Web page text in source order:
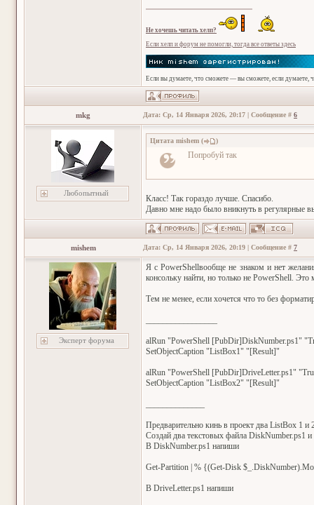
Не хочешь читать хелп?
Если хелп и форум не помогли, тогда все ответы здесь
Если вы думаете, что сможете — вы сможете, если думаете,
mkg Дата: Ср, 14 Января 2026, 20:17 | Сообщение # 6
Любопытный
Цитата mishem ( )
Попробуй так
Класс! Так гораздо лучше. Спасибо.
Давно мне надо было вникнуть в регулярные
mishem Дата: Ср, 14 Января 2026, 20:19 | Сообщение # 7
Эксперт форума
Я с PowerShellвообще не знаком и нет
консольку найти, но только не PowerShell.
Тем не менее, если хочется что то без
alRun "PowerShell [PubDir]DiskNumber.ps1"
SetObjectCaption "ListBox1" "[Result]"
alRun "PowerShell [PubDir]DriveLetter.ps1"
SetObjectCaption "ListBox2" "[Result]"
Предварительно кинь в проект два ListBox 1 и
Создай два текстовых файла DiskNumber.ps1
В DiskNumber.ps1 напиши
Get-Partition | % {(Get-Disk
В DriveLetter.ps1 напиши